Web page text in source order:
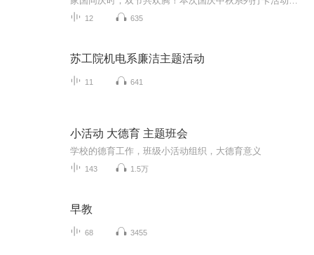
12 635
苏工院机电系廉洁主题活动
11 641
小活动 大德育 主题班会
学校的德育工作，班级小活动组织，大德育意义
143 1.5万
早教
68 3455